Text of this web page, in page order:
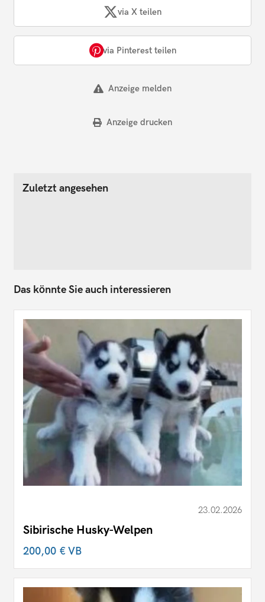
via X teilen
via Pinterest teilen
Anzeige melden
Anzeige drucken
Zuletzt angesehen
Das könnte Sie auch interessieren
23.02.2026
Sibirische Husky-Welpen
200,00 €VB